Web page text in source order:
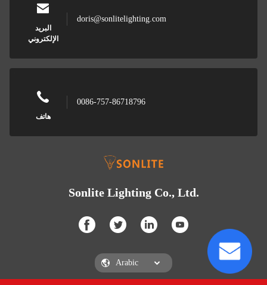
البريد
الإلكتروني
doris@sonlitelighting.com
هاتف
0086-757-86718796
Sonlite Lighting Co., Ltd.